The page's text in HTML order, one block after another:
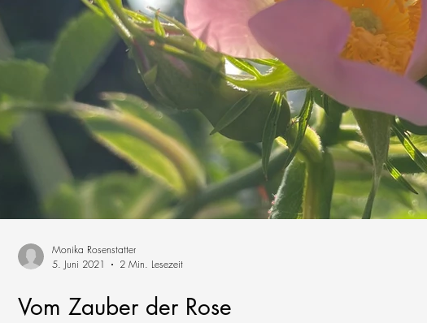
Herzenslieder Bastelideen Kunst-Hand-Werk Rat der 13 Großmütter
Geschichtenkiste Gedichte, Sprüche und Zitate
Vom Zauber der Rose
Monika Rosenstatter
5. Juni 2021
2 Min. Lesezeit